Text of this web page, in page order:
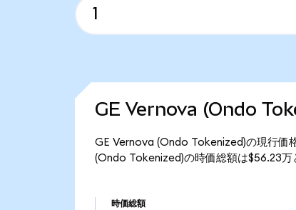
GE Vernova (Ondo
GE Vernova (Ondo Tokenized)の現行価
(Ondo Tokenized)の時価総額は$56.23万
時価総額